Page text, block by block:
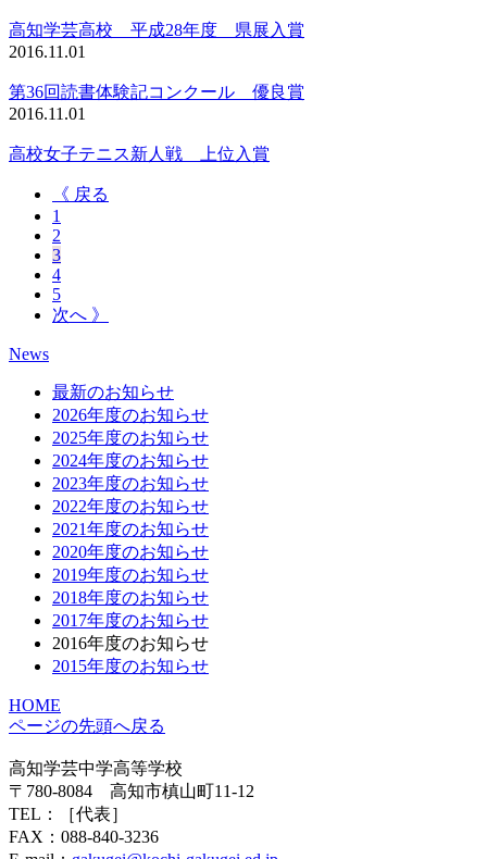
高知学芸高校 平成28年度 県展入賞
2016.11.01
第36回読書体験記コンクール 優良賞
2016.11.01
高校女子テニス新人戦 上位入賞
《 戻る
1
2
3
4
5
次へ 》
News
最新のお知らせ
2026年度のお知らせ
2025年度のお知らせ
2024年度のお知らせ
2023年度のお知らせ
2022年度のお知らせ
2021年度のお知らせ
2020年度のお知らせ
2019年度のお知らせ
2018年度のお知らせ
2017年度のお知らせ
2016年度のお知らせ
2015年度のお知らせ
HOME
ページの先頭へ戻る
高知学芸中学高等学校
〒780-8084 高知市槙山町11-12
TEL：
［代表］
FAX：088-840-3236